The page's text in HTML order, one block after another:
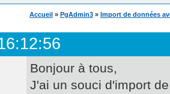
Accueil » PgAdmin3 » Import de données
Bonjour à tous,
J'ai un souci d'import